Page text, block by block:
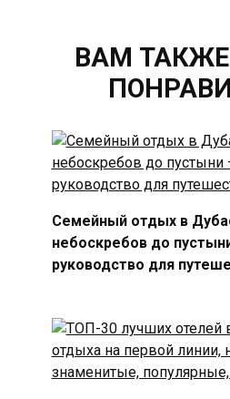
ВАМ
Семейный отдых в
небоскребов до
руководство для